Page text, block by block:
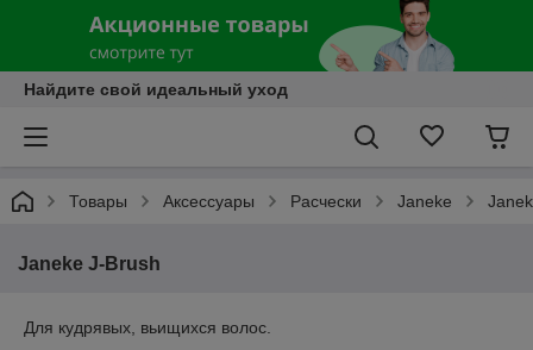
Найдите свой идеальный уход
Товары Аксессуары Расчески Janeke
Janeke J-Brush
Для кудрявых, вьищихся волос.